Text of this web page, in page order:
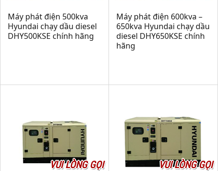
Máy phát điện 500kva
Hyundai chạy dầu diesel
DHY500KSE chính hãng
Máy phát điện 600kva –
650kva Hyundai chạy dầu
diesel DHY650KSE chính
hãng
VUI LÒNG GỌI VUI LÒNG GỌI